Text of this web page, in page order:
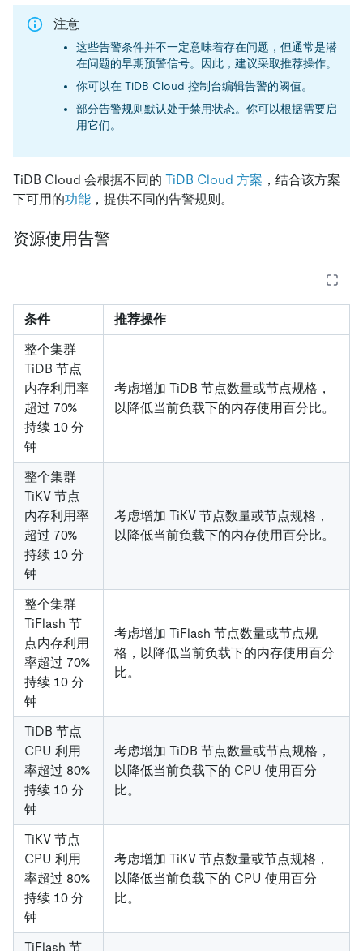
注意
这些告警条件并不一定意味着存在问题，但通常是潜
在问题的早期预警信号。因此，建议采取推荐操作。
你可以在 TiDB Cloud 控制台编辑告警的阈值。
部分告警规则默认处于禁用状态。你可以根据需要启
用它们。
TiDB Cloud 会根据不同的 TiDB Cloud 方案 ，结合该方案
下可用的功能 ，提供不同的告警规则。
资源使用告警
条件
推荐操作
整个集群
TiDB 节点
内存利用率
超过 70%
持续 10 分
钟
考虑增加 TiDB 节点数量或节点规格，
以降低当前负载下的内存使用百分比。
整个集群
TiKV 节点
内存利用率
超过 70%
持续 10 分
钟
考虑增加 TiKV 节点数量或节点规格，
以降低当前负载下的内存使用百分比。
整个集群
TiFlash 节
点内存利用
率超过 70%
持续 10 分
钟
考虑增加 TiFlash 节点数量或节点规
格，以降低当前负载下的内存使用百分
比。
TiDB 节点
CPU 利用
率超过 80%
持续 10 分
钟
考虑增加 TiDB 节点数量或节点规格，
以降低当前负载下的 CPU 使用百分
比。
TiKV 节点
CPU 利用
率超过 80%
持续 10 分
钟
考虑增加 TiKV 节点数量或节点规格，
以降低当前负载下的 CPU 使用百分
比。
TiFlash 节